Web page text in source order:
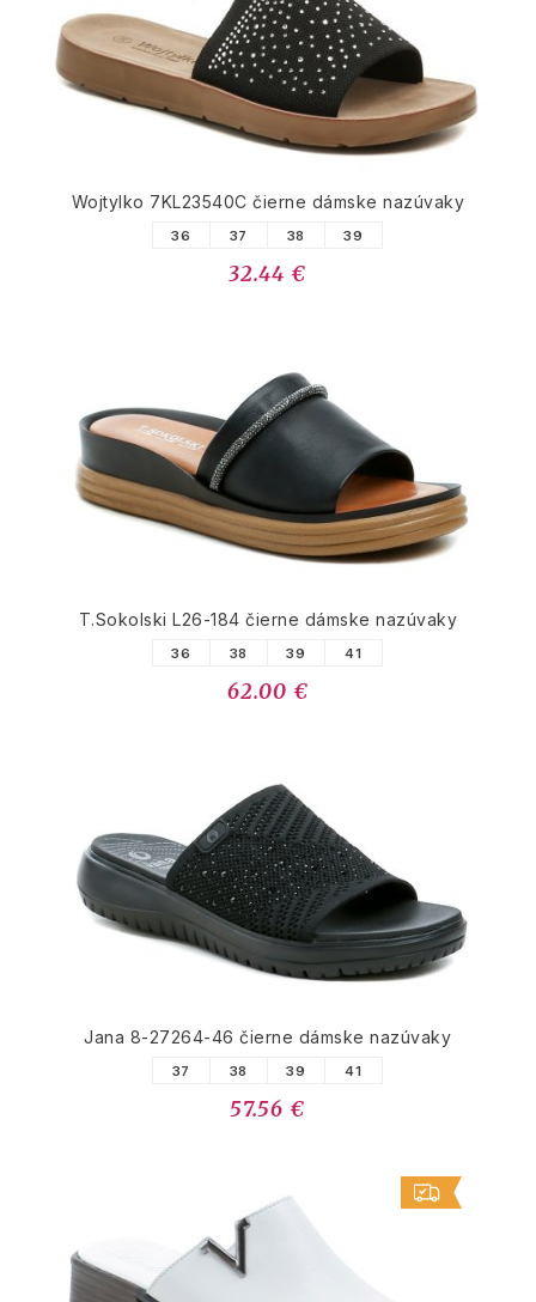
Wojtylko 7KL23540C čierne dámske nazúvaky
36 37 38 39
32.44 €
T.Sokolski L26-184 čierne dámske nazúvaky
36 38 39 41
62.00 €
Jana 8-27264-46 čierne dámske nazúvaky
37 38 39 41
57.56 €